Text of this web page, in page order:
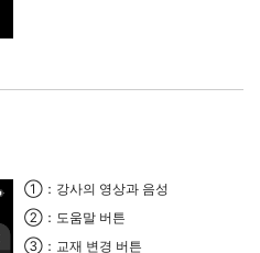
①：강사의 영상과 음성
②：도움말 버튼
③：교재 변경 버튼